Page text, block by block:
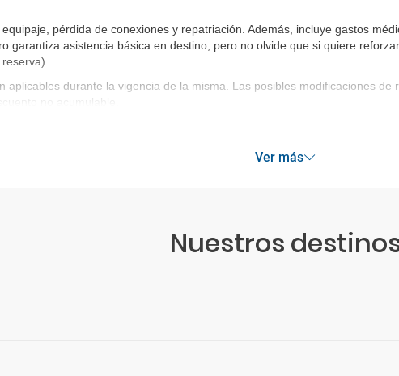
pérdida de conexiones y repatriación. Además, incluye gastos
garantiza asistencia básica en destino, pero no olvide que si quiere
aplicables durante la vigencia de la misma. Las posibles modificaciones
no acumulable.
Ver más
Nuestros